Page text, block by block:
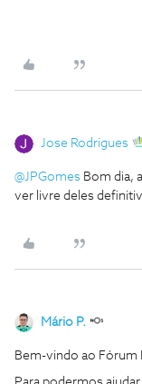
Jose Rodrigues
@JPGomes Bom dia,
ver livre deles
Mário P.
Bem-vindo ao Fórum